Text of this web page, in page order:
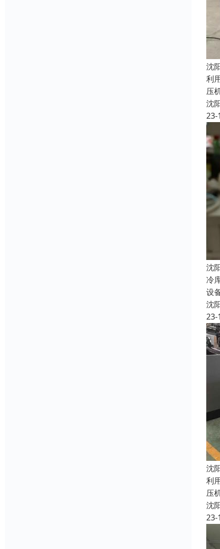
沈
利
压
沈
23-
沈
冷
设
沈
23-
沈
利
压
沈
23-